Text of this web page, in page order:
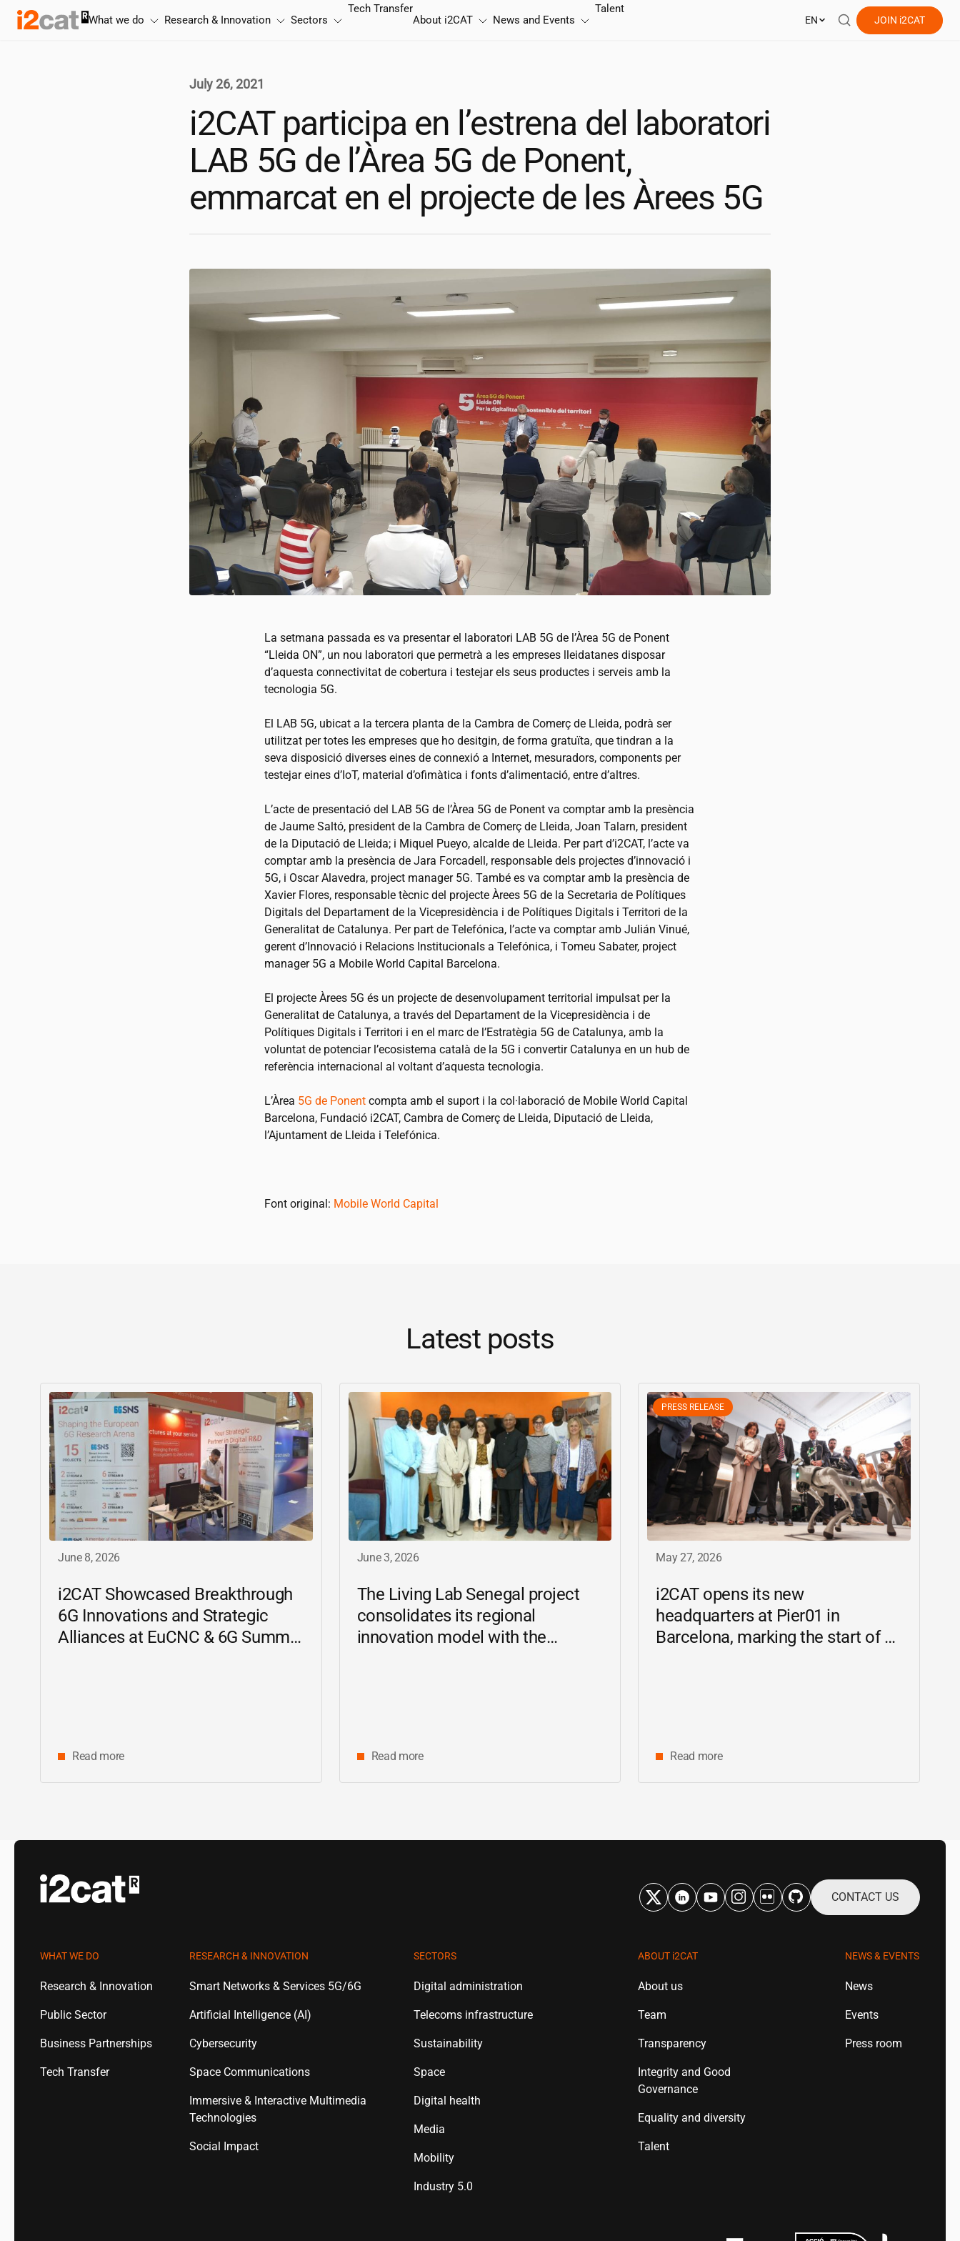
Skip
What we do Research & Innovation Sectors
Tech Transfer
About i2CAT News and Events
Talent
EN JOIN i2CAT
July 26, 2021
i2CATparticipa en l’estrena del laboratori
LAB 5G de l’Àrea 5G de Ponent,
emmarcat en el projecte de les Àrees 5G
La setmana passada es va presentar el laboratori LAB 5G de l’Àrea 5G de Ponent
“Lleida ON”, un nou laboratori que permetrà a les empreses lleidatanes disposar
d’aquesta connectivitat de cobertura i testejar els seus productes i serveis amb la
tecnologia 5G.
El LAB 5G, ubicat a la tercera planta de la Cambra de Comerç de Lleida, podrà ser
utilitzat per totes les empreses que ho desitgin, de forma gratuïta, que tindran a la
seva disposició diverses eines de connexió a Internet, mesuradors, components per
testejar eines d’IoT, material d’ofimàtica i fonts d’alimentació, entre d’altres.
L’acte de presentació del LAB 5G de l’Àrea 5G de Ponent va comptar amb la presència
de Jaume Saltó, president de la Cambra de Comerç de Lleida, Joan Talarn, president
de la Diputació de Lleida; i Miquel Pueyo, alcalde de Lleida. Per part d’i2CAT, l’acte va
comptar amb la presència de Jara Forcadell, responsable dels projectes d’innovació i
5G, i Oscar Alavedra, project manager 5G. També es va comptar amb la presència de
Xavier Flores, responsable tècnic del projecte Àrees 5G de la Secretaria de Polítiques
Digitals del Departament de la Vicepresidència i de Polítiques Digitals i Territori de la
Generalitat de Catalunya. Per part de Telefónica, l’acte va comptar amb Julián Vinué,
gerent d’Innovació i Relacions Institucionals a Telefónica, i Tomeu Sabater, project
manager 5G a Mobile World Capital Barcelona.
El projecte Àrees 5G és un projecte de desenvolupament territorial impulsat per la
Generalitat de Catalunya, a través del Departament de la Vicepresidència i de
Polítiques Digitals i Territori i en el marc de l’Estratègia 5G de Catalunya, amb la
voluntat de potenciar l’ecosistema català de la 5G i convertir Catalunya en un hub de
referència internacional al voltant d’aquesta tecnologia.
L’Àrea 5G de Ponentcompta amb el suport i la col·laboració de Mobile World Capital
Barcelona, Fundació i2CAT, Cambra de Comerç de Lleida, Diputació de Lleida,
l’Ajuntament de Lleida i Telefónica.
Font original: Mobile World Capital
Latest posts
June 8, 2026
i2CATShowcased Breakthrough
6G Innovations and Strategic
Alliances at EuCNC & 6G Summit
Read more
June 3, 2026
The Living Lab Senegal project
consolidates its regional
innovation model with the
Read more
PRESS RELEASE
May 27, 2026
i2CATopens its new
headquarters at Pier01 in
Barcelona, marking the start of a
Read more
CONTACT US
WHAT WE DO
Research & Innovation
Public Sector
Business Partnerships
Tech Transfer
RESEARCH & INNOVATION
Smart Networks & Services 5G/6G
Artificial Intelligence (AI)
Cybersecurity
Space Communications
Immersive & Interactive Multimedia
Technologies
Social Impact
SECTORS
Digital administration
Telecoms infrastructure
Sustainability
Space
Digital health
Media
Mobility
Industry 5.0
ABOUT i2CAT
About us
Team
Transparency
Integrity and Good
Governance
Equality and diversity
Talent
NEWS & EVENTS
News
Events
Press room